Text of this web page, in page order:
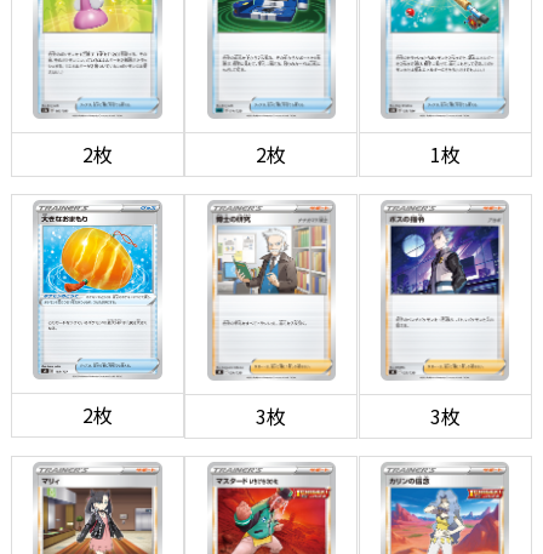
2枚 2枚 1枚
2枚 3枚 3枚